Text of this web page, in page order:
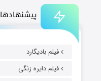
پیشنهادها
فیلم بادیگارد
فیلم دایره زنگی